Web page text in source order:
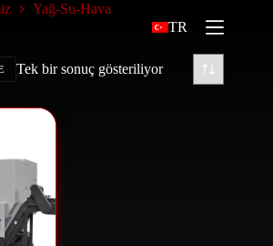
TR
Yağ-Su-Hava
Tek bir sonuç gösteriliyor